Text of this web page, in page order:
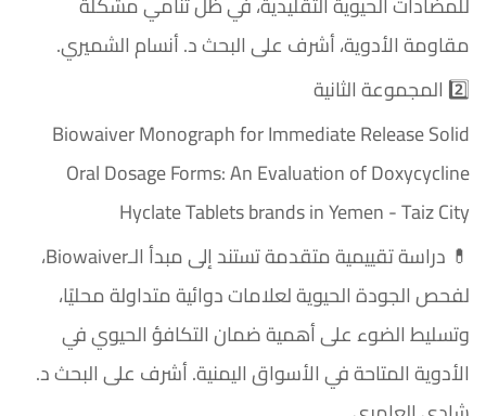
مقاومة الأدوية، أشرف على البحث د. أنسام الشميري.
2️⃣ المجموعة الثانية
Biowaiver Monograph for Immediate Release Solid
Oral Dosage Forms: An Evaluation of Doxycycline
Hyclate Tablets brands in Yemen - Taiz City
💊 دراسة تقييمية متقدمة تستند إلى مبدأ الـBiowaiver،
لفحص الجودة الحيوية لعلامات دوائية متداولة محليًا،
وتسليط الضوء على أهمية ضمان التكافؤ الحيوي في
الأدوية المتاحة في الأسواق اليمنية. أشرف على البحث د.